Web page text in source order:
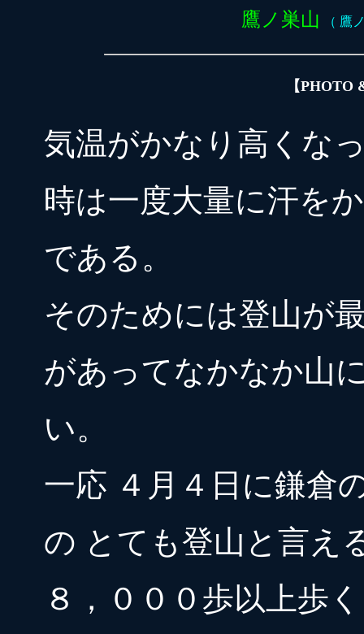
鷹ノ巣山 （ 鷹
【
気温がかなり高くな
時は一度大量に汗を
である。
そのためには登山が
があってなかなか山
い。
一応 ４月４日に鎌倉
の とても登山と言え
８，０００歩以上歩